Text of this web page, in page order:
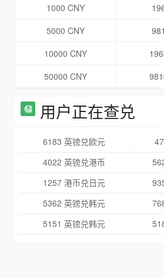
1000 CNY
5000 CNY
10000 CNY
50000 CNY
用户正在查兑
6183 英镑兑欧元
4022 英镑兑港币
1257 港币兑日元
5362 英镑兑韩元
5151 英镑兑韩元